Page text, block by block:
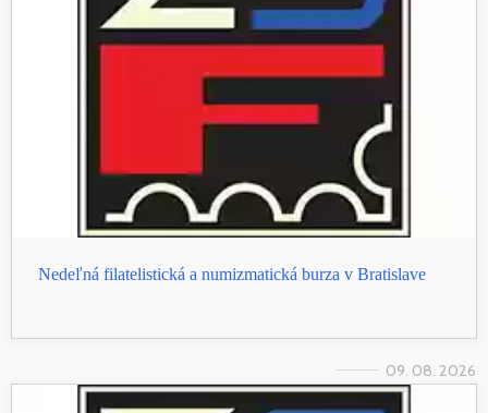
Nedeľná filatelistická a numizmatická burza v Bratislave
09. 08. 2026